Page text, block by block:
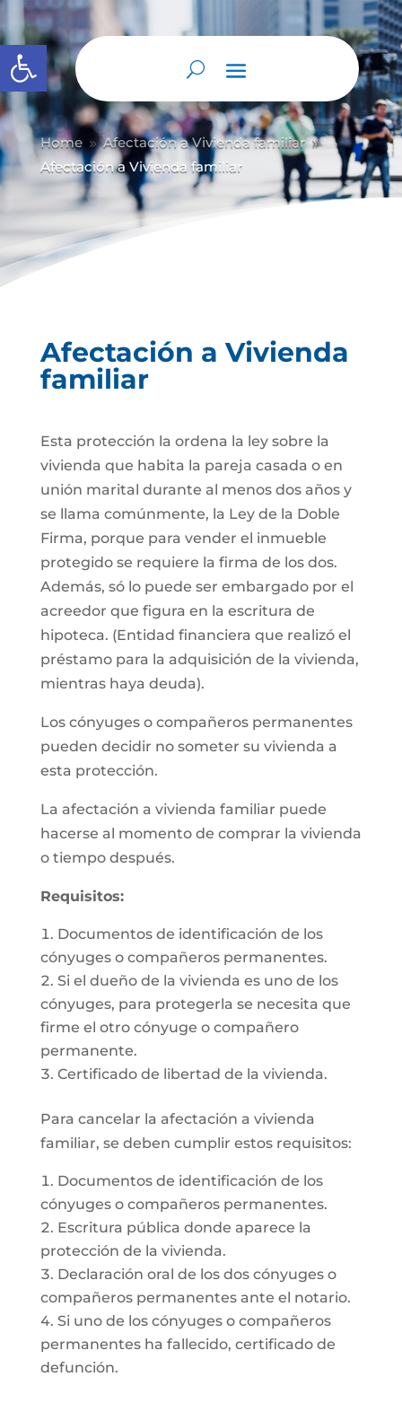
Abrir barra de herramientas
Home 9 Afectación a Vivienda familiar 9
Afectación a Vivienda familiar
Afectación a Vivienda
familiar
Esta protección la ordena la ley sobre la
vivienda que habita la pareja casada o en
unión marital durante al menos dos años y
se llama comúnmente, la Ley de la Doble
Firma, porque para vender el inmueble
protegido se requiere la firma de los dos.
Además, só lo puede ser embargado por el
acreedor que figura en la escritura de
hipoteca. (Entidad financiera que realizó el
préstamo para la adquisición de la vivienda,
mientras haya deuda).
Los cónyuges o compañeros permanentes
pueden decidir no someter su vivienda a
esta protección.
La afectación a vivienda familiar puede
hacerse al momento de comprar la vivienda
o tiempo después.
Requisitos:
Documentos de identificación de los
cónyuges o compañeros permanentes.
Si el dueño de la vivienda es uno de los
cónyuges, para protegerla se necesita que
firme el otro cónyuge o compañero
permanente.
Certificado de libertad de la vivienda.
Para cancelar la afectación a vivienda
familiar, se deben cumplir estos requisitos:
Documentos de identificación de los
cónyuges o compañeros permanentes.
Escritura pública donde aparece la
protección de la vivienda.
Declaración oral de los dos cónyuges o
compañeros permanentes ante el notario.
Si uno de los cónyuges o compañeros
permanentes ha fallecido, certificado de
defunción.